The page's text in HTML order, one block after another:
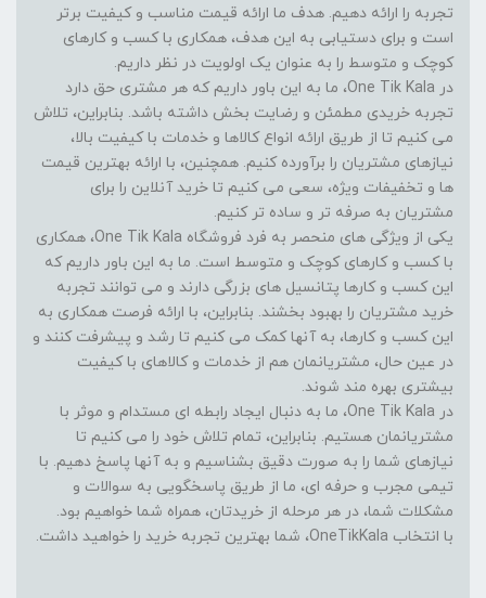
تجربه را ارائه دهیم. هدف ما ارائه قیمت مناسب و کیفیت برتر
است و برای دستیابی به این هدف، همکاری با کسب و کارهای
کوچک و متوسط را به عنوان یک اولویت در نظر داریم.
در One Tik Kala، ما به این باور داریم که هر مشتری حق دارد
تجربه خریدی مطمئن و رضایت بخش داشته باشد. بنابراین، تلاش
می کنیم تا از طریق ارائه انواع کالاها و خدمات با کیفیت بالا،
نیازهای مشتریان را برآورده کنیم. همچنین، با ارائه بهترین قیمت
ها و تخفیفات ویژه، سعی می کنیم تا خرید آنلاین را برای
مشتریان به صرفه تر و ساده تر کنیم.
یکی از ویژگی های منحصر به فرد فروشگاه One Tik Kala، همکاری
با کسب و کارهای کوچک و متوسط است. ما به این باور داریم که
این کسب و کارها پتانسیل های بزرگی دارند و می توانند تجربه
خرید مشتریان را بهبود بخشند. بنابراین، با ارائه فرصت همکاری به
این کسب و کارها، به آنها کمک می کنیم تا رشد و پیشرفت کنند و
در عین حال، مشتریانمان هم از خدمات و کالاهای با کیفیت
بیشتری بهره مند شوند.
در One Tik Kala، ما به دنبال ایجاد رابطه ای مستدام و موثر با
مشتریانمان هستیم. بنابراین، تمام تلاش خود را می کنیم تا
نیازهای شما را به صورت دقیق بشناسیم و به آنها پاسخ دهیم. با
تیمی مجرب و حرفه ای، ما از طریق پاسخگویی به سوالات و
مشکلات شما، در هر مرحله از خریدتان، همراه شما خواهیم بود.
با انتخاب OneTikKala، شما بهترین تجربه خرید را خواهید داشت.